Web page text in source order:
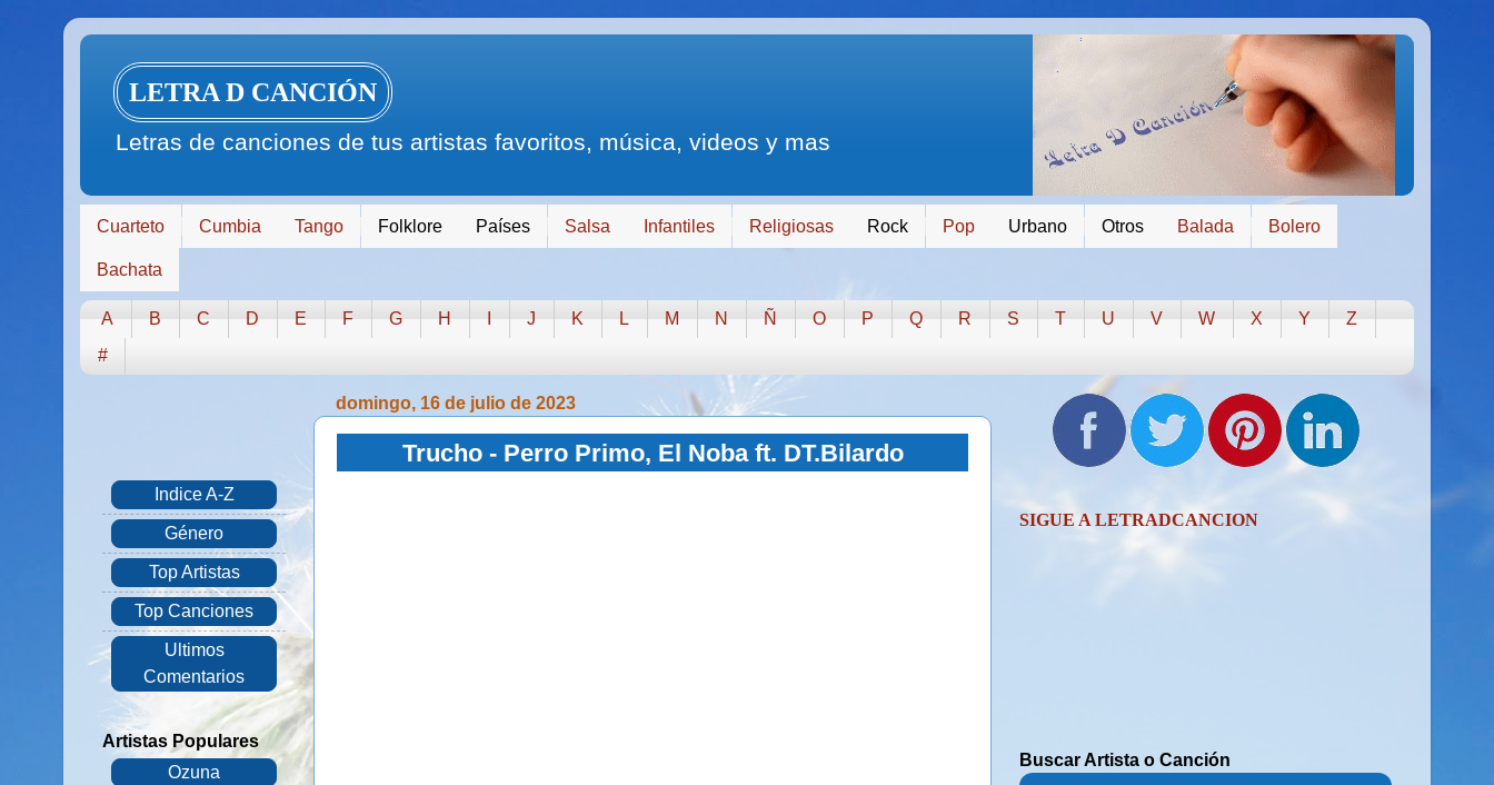
LETRA D CANCIÓN
Letras de canciones de tus artistas favoritos, música, videos y mas
Cuarteto Cumbia Tango Folklore Países Salsa Infantiles Religiosas Rock Pop Urbano Otros Balada Bolero
Bachata
A B C D E F G H J K L M N Ñ O P Q R S T U V W X Y
Z
#
domingo, 16 de julio de 2023
Trucho - Perro Primo, El Noba ft. DT.Bilardo
Indice A-Z
Género
Top Artistas
Top Canciones
Ultimos
Comentarios
Artistas Populares
Ozuna
SIGUE A LETRADCANCION
Buscar Artista o Canción